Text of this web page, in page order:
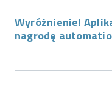
Wyróżnienie!
nagrodę